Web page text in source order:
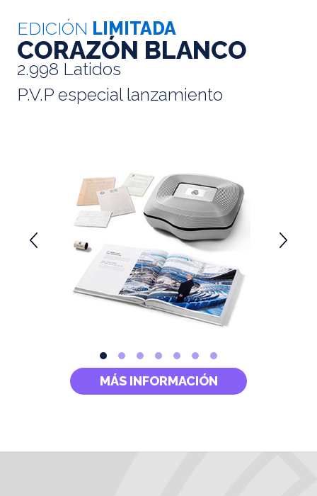
EDICIÓN LIMITADA
CORAZÓN BLANCO
2.998 Latidos
P.V.P especial lanzamiento
MÁS INFORMACIÓN